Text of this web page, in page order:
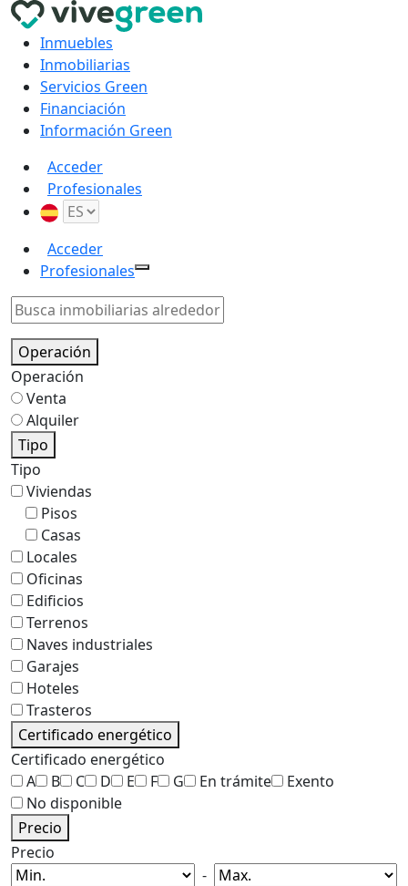
Inmuebles
Inmobiliarias
Servicios Green
Financiación
Información Green
Acceder
Profesionales
Acceder
Profesionales
Operación
Operación
Venta
Alquiler
Tipo
Tipo
Viviendas
Pisos
Casas
Locales
Oficinas
Edificios
Terrenos
Naves industriales
Garajes
Hoteles
Trasteros
Certificado energético
Certificado energético
A
B C D E F G En trámite
Exento
No disponible
Precio
Precio
-